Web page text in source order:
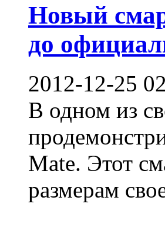
Новый
до
2012-12-25
В одном из
Mate. Этот
размерам